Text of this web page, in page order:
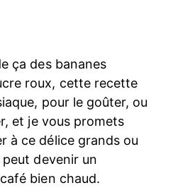
ça des bananes
roux, cette recette
pour le goûter, ou
et je vous promets
à ce délice grands ou
devenir un
bien chaud.